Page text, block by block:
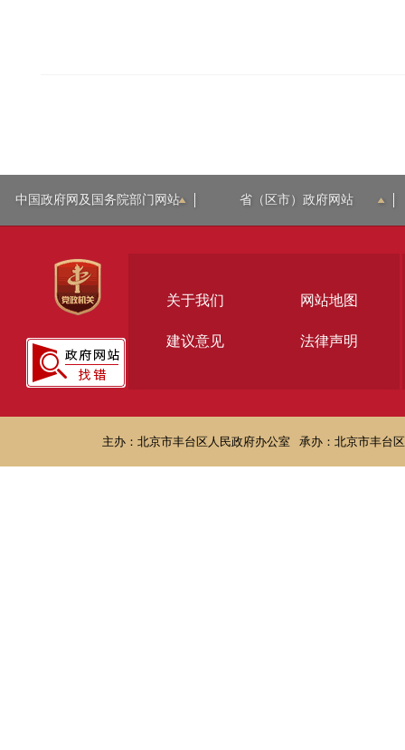
中国政府网及国务院部门网站 省（区市）政府网站
关于我们 网站地图
建议意见 法律声明
主办：北京市丰台区人民政府办公室 承办：北京市丰台